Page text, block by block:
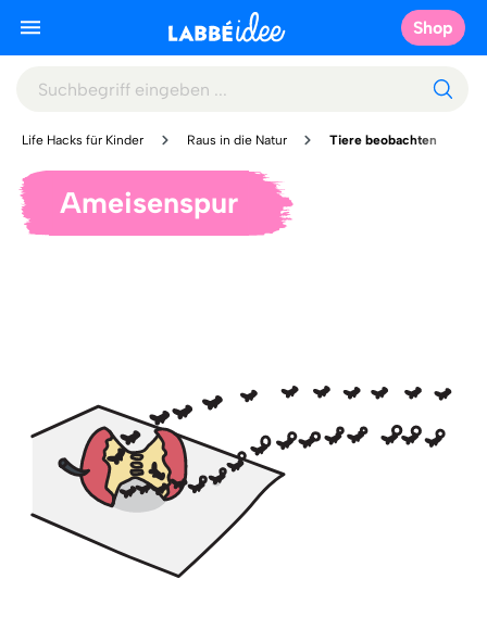
Shop
Life Hacks für Kinder Raus in die Natur Tiere beobachten
Ameisenspur